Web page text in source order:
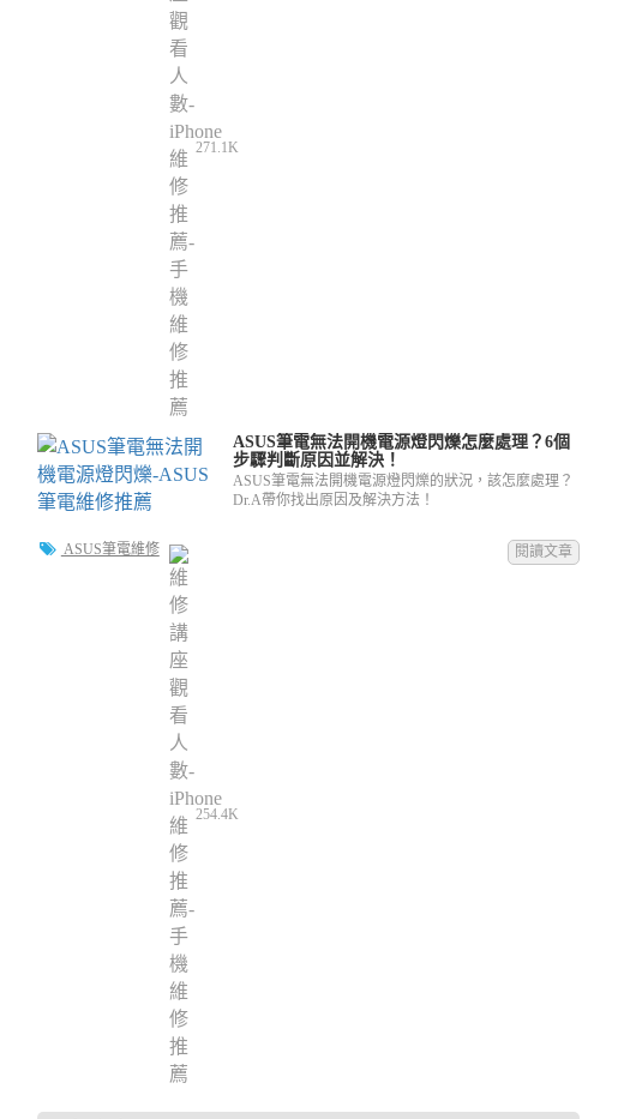
271.1K
ASUS筆電無法開機電源燈閃爍怎麼處理？6個
步驟判斷原因並解決！
ASUS筆電無法開機電源燈閃爍的狀況，該怎麼處理？
Dr.A帶你找出原因及解決方法！
ASUS筆電維修
254.4K
閱讀文章